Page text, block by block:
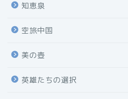
知恵泉
空旅中国
美の壺
英雄たちの選択